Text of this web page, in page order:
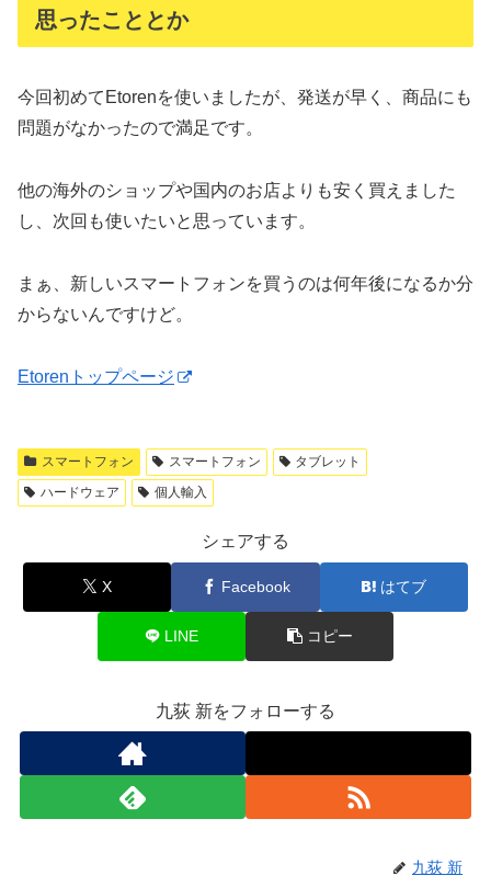
思ったこととか
今回初めてEtorenを使いましたが、発送が早く、商品にも
問題がなかったので満足です。
他の海外のショップや国内のお店よりも安く買えました
し、次回も使いたいと思っています。
まぁ、新しいスマートフォンを買うのは何年後になるか分
からないんですけど。
Etorenトップページ
スマートフォン スマートフォン
タブレット
ハードウェア
個人輸入
シェアする
X Facebook はてブ
LINE コピー
九荻 新をフォローする
九荻 新